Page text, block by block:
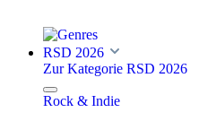
RSD 2026
Zur Kategorie RSD 2026
Rock & Indie